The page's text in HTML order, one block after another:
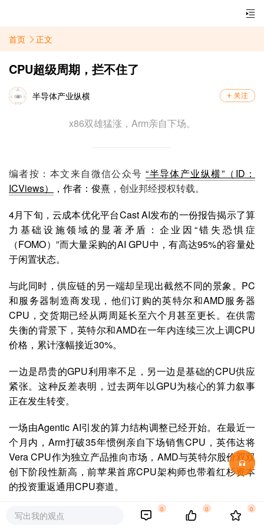
首页 正文
CPU超级周期，拦不住了
半导体产业纵横
x86双雄猛涨，Arm亲自下场。
编者按：本文来自微信公众号“半导体产业纵横”（ID：
ICViews）
，作者：俊熹 ，创业邦经授权转载。
4月下旬，云成本优化平台Cast AI发布的一份报告揭示了算
力基础设施领域的显著矛盾：企业因“错失恐惧症
（FOMO）”而大量采购的AI GPU中，有高达95%的容量处
于闲置状态。
与此同时，供应链的另一端却呈现出截然不同的景象。PC
和服务器制造商发现，他们订购的英特尔和AMD服务器
CPU，交货期已经从两周延长至六个月甚至更长。在供需
失衡的背景下，英特尔和AMD在一年内连续三次上调CPU
价格，累计涨幅接近30%。
一边是昂贵的GPU利用率不足，另一边是基础的CPU供应
紧张。 这种反差表明，过去两年以GPU为核心的算力叙事
正在发生转变。
一场由Agentic AI引发的算力结构调整已经开始。在最近一
个月内，Arm打破35年惯例亲自下场销售CPU，英伟达将
Vera CPU作为独立产品推向市场，AMD与英特尔股价双双
创下阶段性新高，前苹果首席CPU架构师也带着红杉资本
的投资重返通用CPU赛道。
种种迹象表明，CPU在数据中心的角色正在被重新定义。
写出我的观点
0 0 0